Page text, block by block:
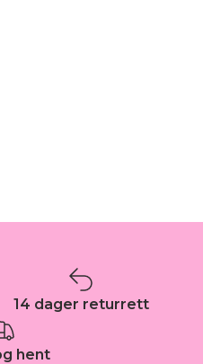
14 dager returrett
hent